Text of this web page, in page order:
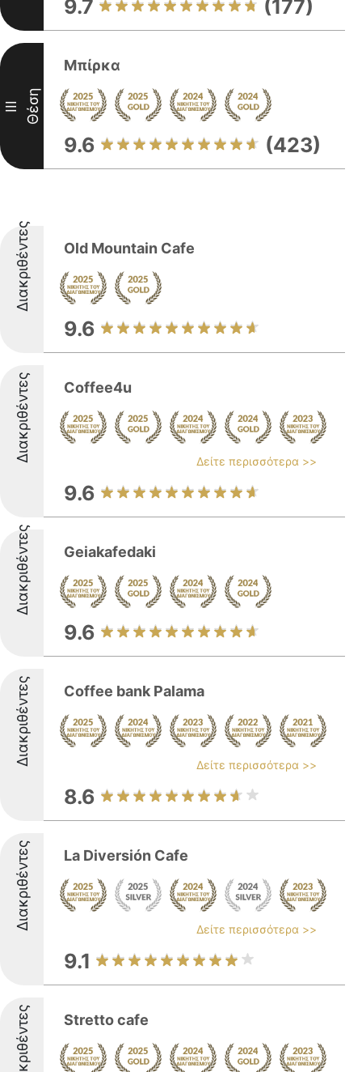
9.7 (177)
III Θέση
Μπίρκα
9.6 (423)
Διακριθέντες Old Mountain Cafe
9.6
Διακριθέντες Coffee4u
Δείτε περισσότερα >>
9.6
Διακριθέντες Geiakafedaki
9.6
Διακριθέντες Coffee bank Palama
Δείτε περισσότερα >>
8.6
Διακριθέντες La Diversión Cafe
Δείτε περισσότερα >>
9.1
Διακριθέντες Stretto cafe